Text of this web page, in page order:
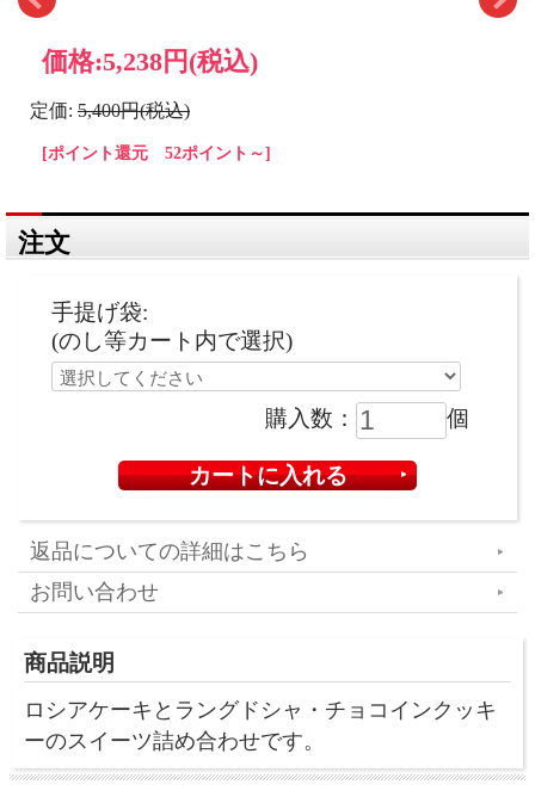
価格:5,238円 (税込)
定価: 5,400円(税込)
[ポイント還元 52ポイント～]
注文
手提げ袋:
(のし等カート内で選択)
購入数： 個
返品についての詳細はこちら
お問い合わせ
商品説明
ロシアケーキとラングドシャ・チョコインクッキ
ーのスイーツ詰め合わせです。